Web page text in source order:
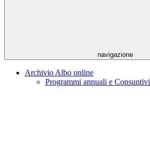
navigazione
Archivio Albo online
Programmi annuali e Consuntivi